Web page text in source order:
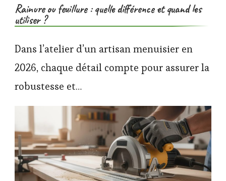
Rainure ou feuillure : quelle différence et quand les
utiliser ?
Dans l’atelier d’un artisan menuisier en
2026, chaque détail compte pour assurer la
robustesse et…